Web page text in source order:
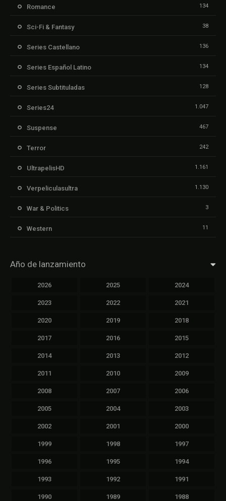
Romance 134
Sci-Fi & Fantasy 38
Series Castellano 136
Series Español Latino 134
Series Subtituladas 128
Series24 1.047
Suspense 467
Terror 242
UltrapelisHD 1.161
Verpeliculasultra 1.130
War & Politics 3
Western 11
Año de lanzamiento
2026 2025 2024
2023 2022 2021
2020 2019 2018
2017 2016 2015
2014 2013 2012
2011 2010 2009
2008 2007 2006
2005 2004 2003
2002 2001 2000
1999 1998 1997
1996 1995 1994
1993 1992 1991
1990 1989 1988